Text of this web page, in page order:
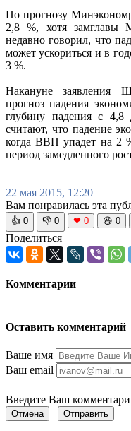
По прогнозу
2,8 %, хотя замглавы
недавно говорил, что
может ускориться и в
3 %.
Накануне заявления
прогноз падения
глубину падения с
считают, что падение
когда ВВП упадет на 2
период замедленного
22 мая 2015, 12:20
Вам понравилась эта
👍 0 👎 0 ❤ 0 😆 0
Поделиться
Комментарии
Оставить комментарий
Ваше имя
Ваш email
Введите Ваш
Отмена Отправить